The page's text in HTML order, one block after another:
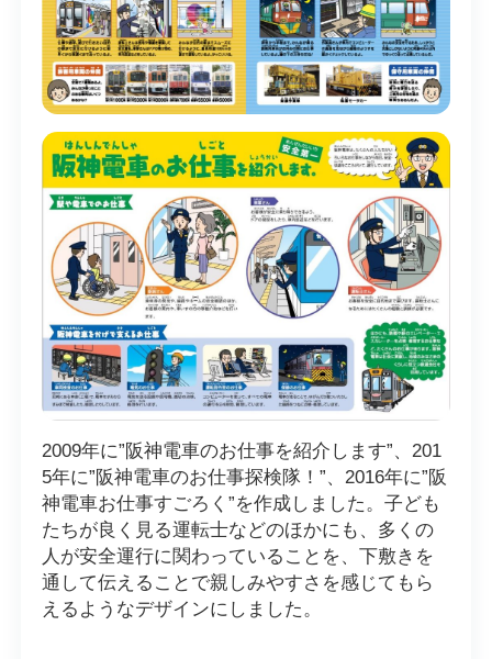
2009年に”阪神電車のお仕事を紹介します”、201
5年に”阪神電車のお仕事探検隊！”、2016年に”阪
神電車お仕事すごろく”を作成しました。子ども
たちが良く見る運転士などのほかにも、多くの
人が安全運行に関わっていることを、下敷きを
通して伝えることで親しみやすさを感じてもら
えるようなデザインにしました。